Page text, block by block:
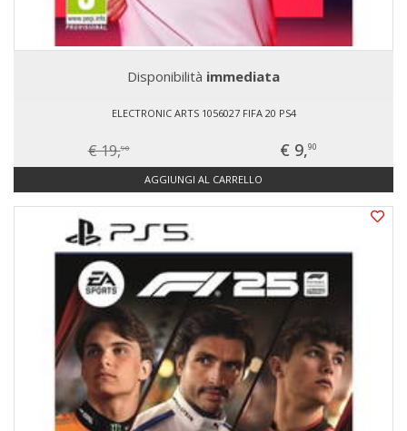
Disponibilità immediata
ELECTRONIC ARTS 1056027 FIFA 20 PS4
€ 19,90 € 9,90
AGGIUNGI AL CARRELLO